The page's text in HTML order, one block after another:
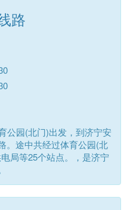
路
公园(北门)出发，到济宁安
。途中共经过体育公园(北
局等25个站点。，是济宁